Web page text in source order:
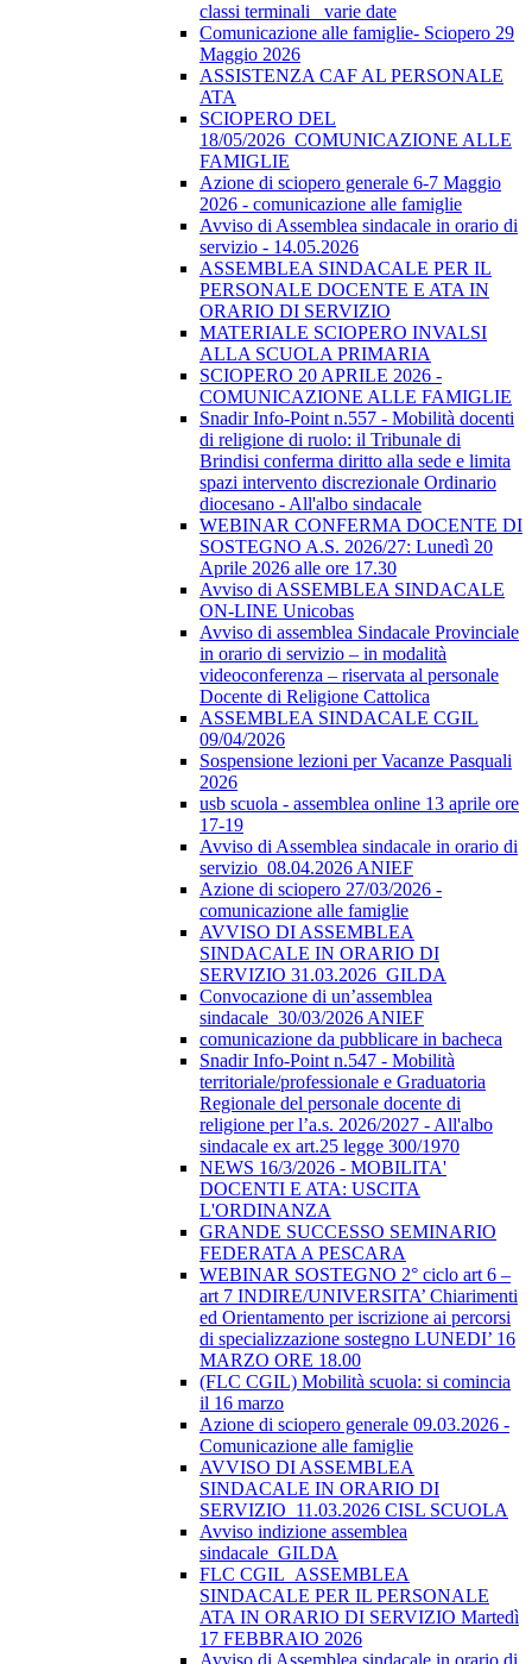
classi terminali_ varie date
Comunicazione alle famiglie- Sciopero 29
Maggio 2026
ASSISTENZA CAF AL PERSONALE
ATA
SCIOPERO DEL
18/05/2026_COMUNICAZIONE ALLE
FAMIGLIE
Azione di sciopero generale 6-7 Maggio
2026 - comunicazione alle famiglie
Avviso di Assemblea sindacale in orario di
servizio - 14.05.2026
ASSEMBLEA SINDACALE PER IL
PERSONALE DOCENTE E ATA IN
ORARIO DI SERVIZIO
MATERIALE SCIOPERO INVALSI
ALLA SCUOLA PRIMARIA
SCIOPERO 20 APRILE 2026 -
COMUNICAZIONE ALLE FAMIGLIE
Snadir Info-Point n.557 - Mobilità docenti
di religione di ruolo: il Tribunale di
Brindisi conferma diritto alla sede e limita
spazi intervento discrezionale Ordinario
diocesano - All'albo sindacale
WEBINAR CONFERMA DOCENTE DI
SOSTEGNO A.S. 2026/27: Lunedì 20
Aprile 2026 alle ore 17.30
Avviso di ASSEMBLEA SINDACALE
ON-LINE Unicobas
Avviso di assemblea Sindacale Provinciale
in orario di servizio – in modalità
videoconferenza – riservata al personale
Docente di Religione Cattolica
ASSEMBLEA SINDACALE CGIL
09/04/2026
Sospensione lezioni per Vacanze Pasquali
2026
usb scuola - assemblea online 13 aprile ore
17-19
Avviso di Assemblea sindacale in orario di
servizio_08.04.2026 ANIEF
Azione di sciopero 27/03/2026 -
comunicazione alle famiglie
AVVISO DI ASSEMBLEA
SINDACALE IN ORARIO DI
SERVIZIO 31.03.2026_GILDA
Convocazione di un’assemblea
sindacale_30/03/2026 ANIEF
comunicazione da pubblicare in bacheca
Snadir Info-Point n.547 - Mobilità
territoriale/professionale e Graduatoria
Regionale del personale docente di
religione per l’a.s. 2026/2027 - All'albo
sindacale ex art.25 legge 300/1970
NEWS 16/3/2026 - MOBILITA'
DOCENTI E ATA: USCITA
L'ORDINANZA
GRANDE SUCCESSO SEMINARIO
FEDERATA A PESCARA
WEBINAR SOSTEGNO 2° ciclo art 6 –
art 7 INDIRE/UNIVERSITA’ Chiarimenti
ed Orientamento per iscrizione ai percorsi
di specializzazione sostegno LUNEDI’ 16
MARZO ORE 18.00
(FLC CGIL) Mobilità scuola: si comincia
il 16 marzo
Azione di sciopero generale 09.03.2026 -
Comunicazione alle famiglie
AVVISO DI ASSEMBLEA
SINDACALE IN ORARIO DI
SERVIZIO_11.03.2026 CISL SCUOLA
Avviso indizione assemblea
sindacale_GILDA
FLC CGIL_ASSEMBLEA
SINDACALE PER IL PERSONALE
ATA IN ORARIO DI SERVIZIO Martedì
17 FEBBRAIO 2026